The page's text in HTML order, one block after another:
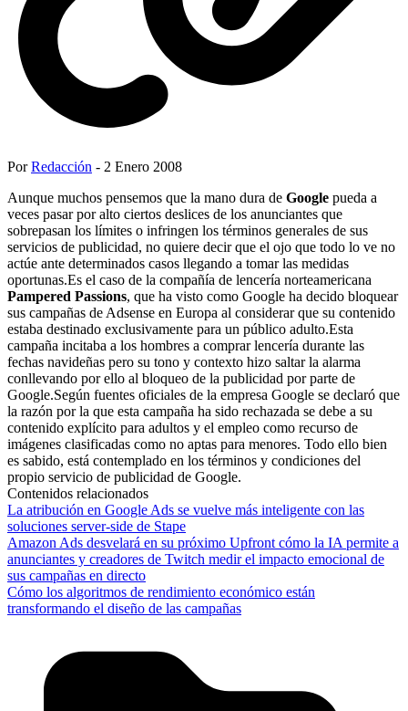
PorRedacción - 2 Enero 2008
Aunque muchos pensemos que la mano dura de Google pueda a
veces pasar por alto ciertos deslices de los anunciantes que
sobrepasan los límites o infringen los términos generales de sus
servicios de publicidad, no quiere decir que el ojo que todo lo ve no
actúe ante determinados casos llegando a tomar las medidas
oportunas.Es el caso de la compañía de lencería norteamericana
Pampered Passions, que ha visto como Google ha decido bloquear
sus campañas de Adsense en Europa al considerar que su contenido
estaba destinado exclusivamente para un público adulto.Esta
campaña incitaba a los hombres a comprar lencería durante las
fechas navideñas pero su tono y contexto hizo saltar la alarma
conllevando por ello al bloqueo de la publicidad por parte de
Google.Según fuentes oficiales de la empresa Google se declaró que
la razón por la que esta campaña ha sido rechazada se debe a su
contenido explícito para adultos y el empleo como recurso de
imágenes clasificadas como no aptas para menores. Todo ello bien
es sabido, está contemplado en los términos y condiciones del
propio servicio de publicidad de Google.
Contenidos relacionados
La atribución en Google Ads se vuelve más inteligente con las
soluciones server-side de Stape
Amazon Ads desvelará en su próximo Upfront cómo la IA permite a
anunciantes y creadores de Twitch medir el impacto emocional de
sus campañas en directo
Cómo los algoritmos de rendimiento económico están
transformando el diseño de las campañas